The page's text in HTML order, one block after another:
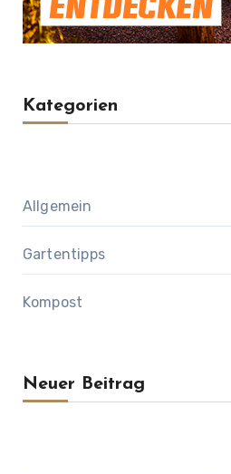
Kategorien
Allgemein
Gartentipps
Kompost
Neuer Beitrag